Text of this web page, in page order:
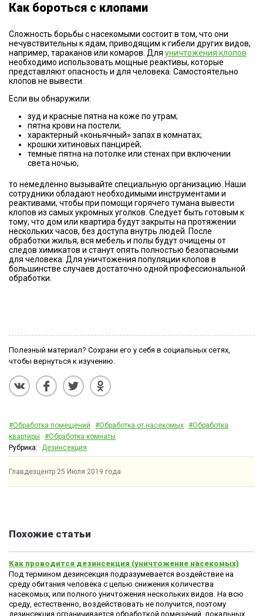
Как бороться с клопами
Сложность борьбы с насекомыми состоит в том, что они
нечувствительны к ядам, приводящим к гибели других видов,
например, тараканов или комаров. Для уничтожения клопов
необходимо использовать мощные реактивы, которые
представляют опасность и для человека. Самостоятельно
клопов не вывести.
Если вы обнаружили:
зуд и красные пятна на коже по утрам;
пятна крови на постели;
характерный «коньячный» запах в комнатах;
крошки хитиновых панцирей;
темные пятна на потолке или стенах при включении
света ночью,
то немедленно вызывайте специальную организацию. Наши
сотрудники обладают необходимыми инструментами и
реактивами, чтобы при помощи горячего тумана вывести
клопов из самых укромных уголков. Следует быть готовым к
тому, что дом или квартира будут закрыты на протяжении
нескольких часов, без доступа внутрь людей. После
обработки жилья, вся мебель и полы будут очищены от
следов химикатов и станут опять полностью безопасными
для человека. Для уничтожения популяции клопов в
большинстве случаев достаточно одной профессиональной
обработки.
Полезный материал? Сохрани его у себя в социальных сетях,
чтобы вернуться к изучению.
#Обработка помещений #Обработка от насекомых #Обработка
квартиры
#Обработка комнаты
Рубрика: Дезинсекция
Главдезцентр 25 Июля 2019 года
Похожие статьи
Как проводится дезинсекция (уничтожение насекомых)
Под термином дезинсекция подразумевается воздействие на
среду обитания человека с целью снижения количества
насекомых, или полного уничтожения нескольких видов. На всю
среду, естественно, воздействовать не получится, поэтому
дезинсекция ограничивается обработкой помещений, локальных